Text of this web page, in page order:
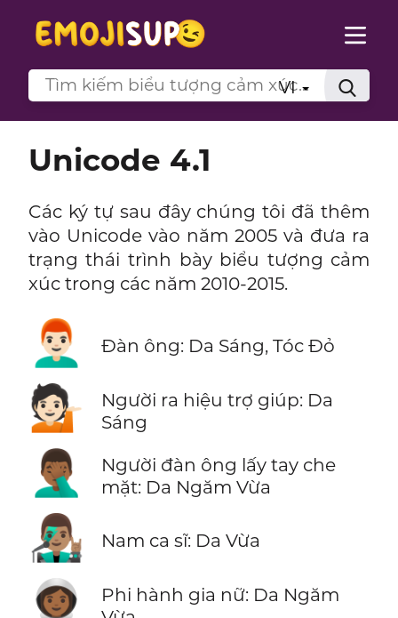
VI
Unicode 4.1
Các ký tự sau đây chúng tôi đã thêm
vào Unicode vào năm 2005 và đưa ra
trạng thái trình bày biểu tượng cảm
xúc trong các năm 2010-2015.
👨🏻‍🦰 Đàn ông: Da Sáng, Tóc Đỏ
💁🏻
Người ra hiệu trợ giúp: Da
Sáng
🤦🏾‍♂️
Người đàn ông lấy tay che
mặt: Da Ngăm Vừa
👨🏽‍🎤 Nam ca sĩ: Da Vừa
👩🏾‍🚀
Phi hành gia nữ: Da Ngăm